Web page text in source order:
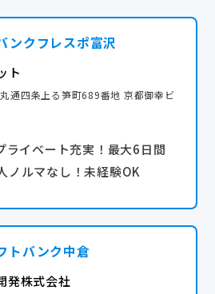
ンクフレスポ富沢
ト
通四条上る笋町689番地 京都御幸ビ
ライベート充実！最大6日間
ノルマなし！未経験OK
トバンク中倉
発株式会社